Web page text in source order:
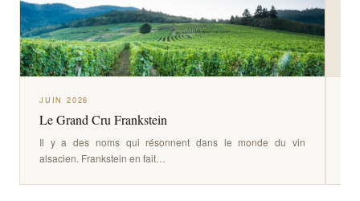
JUIN 2026
Le Grand Cru Frankstein
Il y a des noms qui résonnent dans le monde du vin
alsacien. Frankstein en fait…